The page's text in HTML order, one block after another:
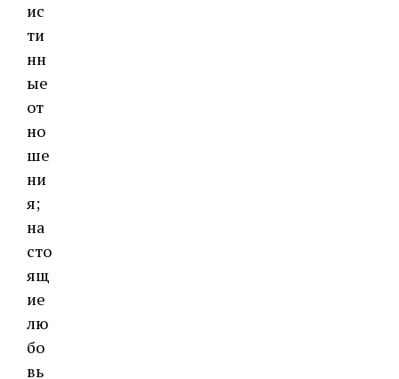
ис
ти
нн
ые
от
но
ше
ни
я;
на
сто
ящ
ие
лю
бо
вь